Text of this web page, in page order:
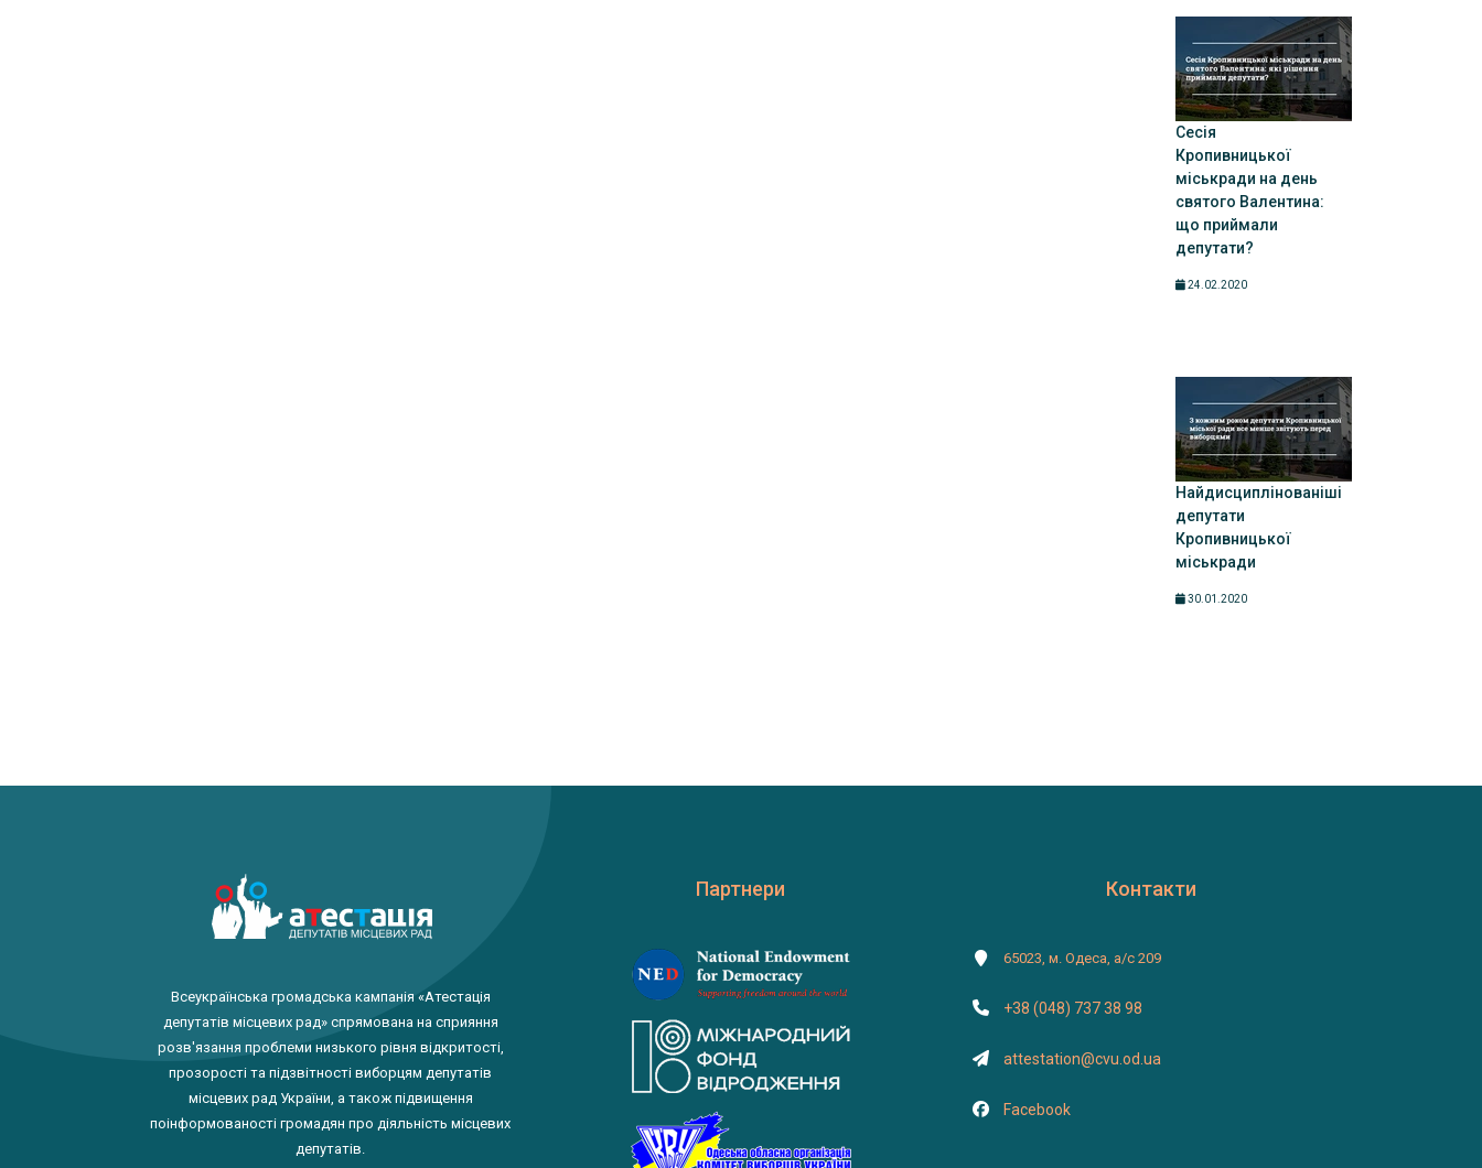
Сесія
Кропивницької
міськради на день
святого Валентина:
що приймали
депутати?
24.02.2020
Найдисциплінованіші
депутати
Кропивницької
міськради
30.01.2020
Всеукраїнська громадська кампанія «Атестація
депутатів місцевих рад» спрямована на сприяння
розв'язання проблеми низького рівня відкритості,
прозорості та підзвітності виборцям депутатів
місцевих рад України, а також підвищення
поінформованості громадян про діяльність місцевих
депутатів.
Партнери Контакти
65023, м. Одеса, а/с 209
+38 (048) 737 38 98
attestation@cvu.od.ua
Facebook